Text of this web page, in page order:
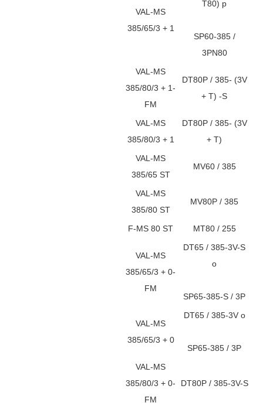
VAL-MS
385/65/3 + 1
T80) p
SP60-385 /
3PN80
VAL-MS
385/80/3 + 1-
FM
DT80P / 385- (3V
+ T) -S
VAL-MS
385/80/3 + 1
DT80P / 385- (3V
+ T)
VAL-MS
385/65 ST
MV60 / 385
VAL-MS
385/80 ST
MV80P / 385
F-MS 80 ST MT80 / 255
VAL-MS
385/65/3 + 0-
FM
DT65 / 385-3V-S
o
SP65-385-S / 3P
VAL-MS
385/65/3 + 0
DT65 / 385-3V o
SP65-385 / 3P
VAL-MS
385/80/3 + 0-
FM
DT80P / 385-3V-S